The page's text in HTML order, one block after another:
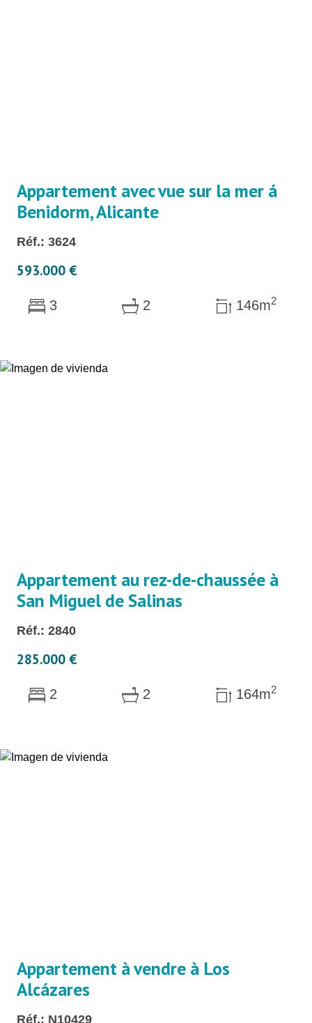
Appartement avec vue sur la mer á
Benidorm, Alicante
Réf.: 3624
593.000 €
3 2 146m2
Appartement au rez-de-chaussée à
San Miguel de Salinas
Réf.: 2840
285.000 €
2 2 164m2
Appartement à vendre à Los
Alcázares
Réf.: N10429